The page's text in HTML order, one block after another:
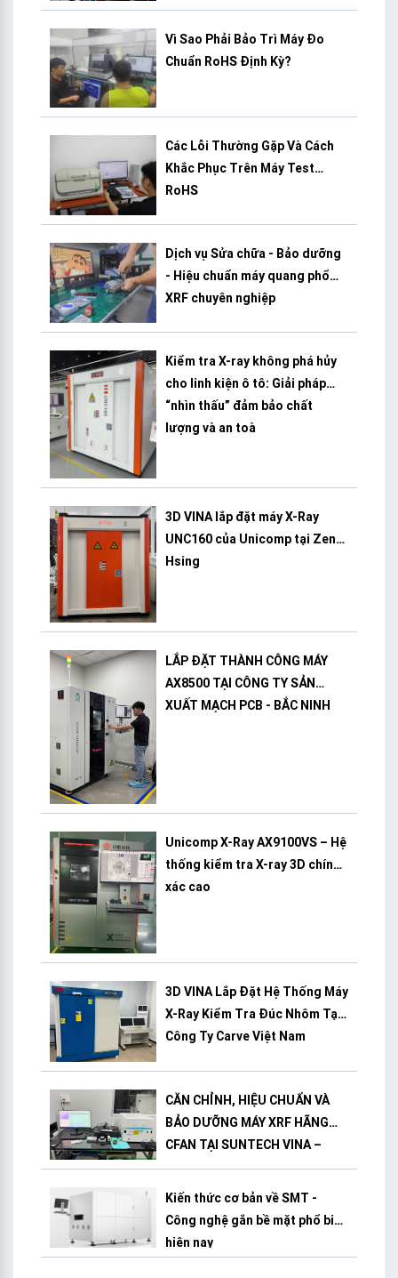
Vì Sao Phải Bảo Trì Máy Đo
Chuẩn RoHS Định Kỳ?
Các Lỗi Thường Gặp Và Cách
Khắc Phục Trên Máy Test
RoHS
Dịch vụ Sửa chữa - Bảo dưỡng
- Hiệu chuẩn máy quang phổ
XRF chuyên nghiệp
Kiểm tra X-ray không phá hủy
cho linh kiện ô tô: Giải pháp
“nhìn thấu” đảm bảo chất
lượng và an toà
3D VINA lắp đặt máy X-Ray
UNC160 của Unicomp tại Zeng
Hsing
LẮP ĐẶT THÀNH CÔNG MÁY
AX8500 TẠI CÔNG TY SẢN
XUẤT MẠCH PCB - BẮC NINH
Unicomp X-Ray AX9100VS – Hệ
thống kiểm tra X-ray 3D chính
xác cao
3D VINA Lắp Đặt Hệ Thống Máy
X-Ray Kiểm Tra Đúc Nhôm Tại
Công Ty Carve Việt Nam
CĂN CHỈNH, HIỆU CHUẨN VÀ
BẢO DƯỠNG MÁY XRF HÃNG
CFAN TẠI SUNTECH VINA –
BÌNH DƯƠNG
Kiến thức cơ bản về SMT -
Công nghệ gắn bề mặt phổ biến
hiện nay